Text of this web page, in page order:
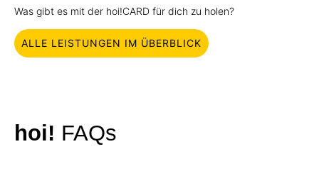
Was gibt es mit der hoi!CARD für dich zu holen?
ALLE LEISTUNGEN IM ÜBERBLICK
hoi! FAQs